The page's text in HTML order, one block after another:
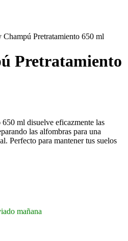
Pretratamiento 650 ml
Pretratamiento
ml disuelve eficazmente las
las alfombras para una
Perfecto para mantener tus suelos
mañana